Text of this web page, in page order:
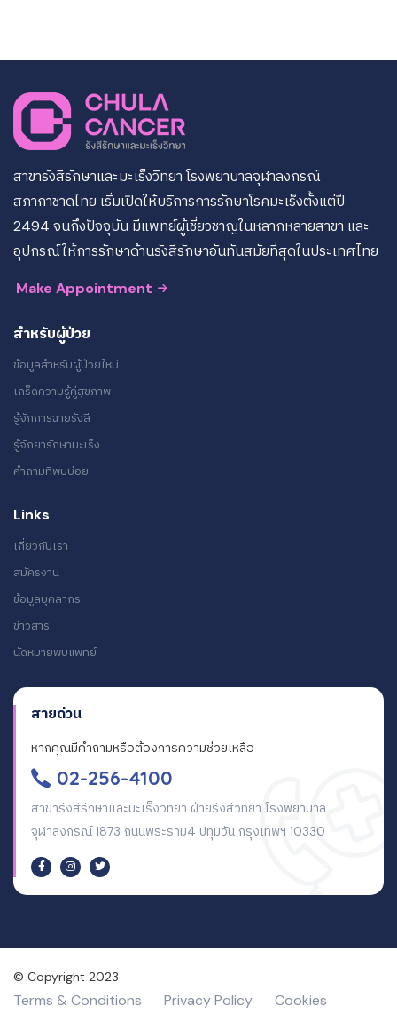
สาขารังสีรักษาและมะเร็งวิทยา โรงพยาบาลจุฬาลงกรณ์
สภากาชาดไทย เริ่มเปิดให้บริการการรักษาโรคมะเร็งตั้งแต่ปี
2494 จนถึงปัจจุบัน มีแพทย์ผู้เชี่ยวชาญในหลากหลายสาขา และ
อุปกรณ์ให้การรักษาด้านรังสีรักษาอันทันสมัยที่สุดในประเทศไทย
Make Appointment
สำหรับผู้ป่วย
ข้อมูลสำหรับผู้ป่วยใหม่
เกร็ดความรู้คู่สุขภาพ
รู้จักการฉายรังสี
รู้จักยารักษามะเร็ง
คำถามที่พบบ่อย
Links
เกี่ยวกับเรา
สมัครงาน
ข้อมูลบุคลากร
ข่าวสาร
นัดหมายพบแพทย์
สายด่วน
หากคุณมีคำถามหรือต้องการความช่วยเหลือ
02-256-4100
สาขารังสีรักษาและมะเร็งวิทยา ฝ่ายรังสีวิทยา โรงพยาบาล
จุฬาลงกรณ์ 1873 ถนนพระราม4 ปทุมวัน กรุงเทพฯ 10330
© Copyright 2023
Terms & Conditions Privacy Policy Cookies